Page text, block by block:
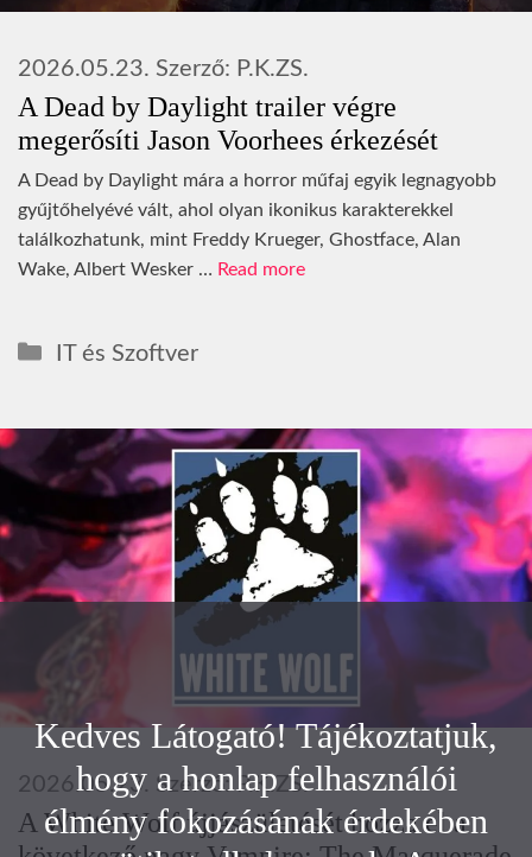
A Dead by Daylight trailer végre
megerősíti Jason Voorhees érkezését
2026.05.23. Szerző: P.K.ZS.
A Dead by Daylight mára a horror műfaj egyik legnagyobb
gyűjtőhelyévé vált, ahol olyan ikonikus karakterekkel
találkozhatunk, mint Freddy Krueger, Ghostface, Alan
Wake, Albert Wesker … Read more
Kategória
IT és Szoftver
A White Wolf újjászületését hozza el a
2026.05.23. Szerző:P.K.ZS.
Kedves Látogató! Tájékoztatjuk,
hogy a honlap felhasználói
élmény fokozásának érdekében